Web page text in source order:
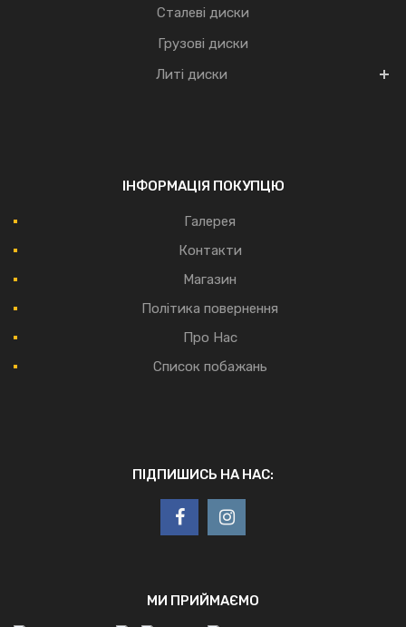
Сталеві диски
Грузові диски
Литі диски
ІНФОРМАЦІЯ ПОКУПЦЮ
Галерея
Контакти
Магазин
Політика повернення
Про Нас
Список побажань
ПІДПИШИСЬ НА НАС:
МИ ПРИЙМАЄМО